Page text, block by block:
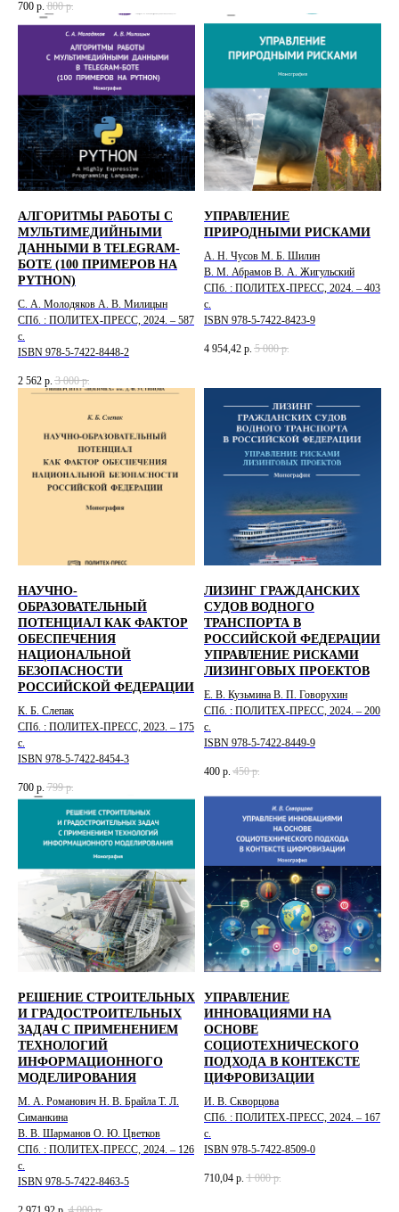
700 р. 800 р.
АЛГОРИТМЫ РАБОТЫ С
МУЛЬТИМЕДИЙНЫМИ
ДАННЫМИ В TELEGRAM-
БОТЕ (100 ПРИМЕРОВ НА
PYTHON)
С. А. Молодяков А. В. Милицын
СПб. : ПОЛИТЕХ-ПРЕСС, 2024. – 587
с.
ISBN 978-5-7422-8448-2
2 562 р. 3 000 р.
УПРАВЛЕНИЕ
ПРИРОДНЫМИ РИСКАМИ
А. Н. Чусов М. Б. Шилин
В. М. Абрамов В. А. Жигульский
СПб. : ПОЛИТЕХ-ПРЕСС, 2024. – 403
с.
ISBN 978-5-7422-8423-9
4 954,42 р. 5 000 р.
НАУЧНО-
ОБРАЗОВАТЕЛЬНЫЙ
ПОТЕНЦИАЛ КАК ФАКТОР
ОБЕСПЕЧЕНИЯ
НАЦИОНАЛЬНОЙ
БЕЗОПАСНОСТИ
РОССИЙСКОЙ ФЕДЕРАЦИИ
К. Б. Слепак
СПб. : ПОЛИТЕХ-ПРЕСС, 2023. – 175
с.
ISBN 978-5-7422-8454-3
700 р. 799 р.
ЛИЗИНГ ГРАЖДАНСКИХ
СУДОВ ВОДНОГО
ТРАНСПОРТА В
РОССИЙСКОЙ ФЕДЕРАЦИИ
УПРАВЛЕНИЕ РИСКАМИ
ЛИЗИНГОВЫХ ПРОЕКТОВ
Е. В. Кузьмина В. П. Говорухин
СПб. : ПОЛИТЕХ-ПРЕСС, 2024. – 200
с.
ISBN 978-5-7422-8449-9
400 р. 450 р.
РЕШЕНИЕ СТРОИТЕЛЬНЫХ
И ГРАДОСТРОИТЕЛЬНЫХ
ЗАДАЧ С ПРИМЕНЕНИЕМ
ТЕХНОЛОГИЙ
ИНФОРМАЦИОННОГО
МОДЕЛИРОВАНИЯ
М. А. Романович Н. В. Брайла Т. Л.
Симанкина
В. В. Шарманов О. Ю. Цветков
СПб. : ПОЛИТЕХ-ПРЕСС, 2024. – 126
с.
ISBN 978-5-7422-8463-5
УПРАВЛЕНИЕ
ИННОВАЦИЯМИ НА
ОСНОВЕ
СОЦИОТЕХНИЧЕСКОГО
ПОДХОДА В КОНТЕКСТЕ
ЦИФРОВИЗАЦИИ
И. В. Скворцова
СПб. : ПОЛИТЕХ-ПРЕСС, 2024. – 167
с.
ISBN 978-5-7422-8509-0
710,04 р. 1 000 р.